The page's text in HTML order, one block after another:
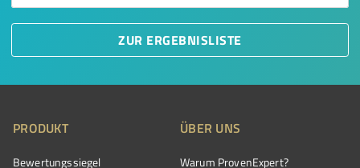
ZUR ERGEBNISLISTE
PRODUKT
Bewertungssiegel
ÜBER UNS
Warum ProvenExpert?